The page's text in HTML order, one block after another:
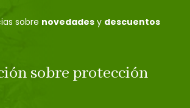
sobre novedades y descuentos
sobre protección